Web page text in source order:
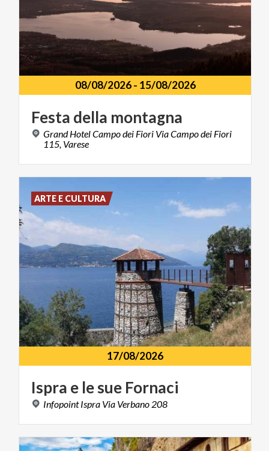
08/08/2026- 15/08/2026
Festa della montagna
Grand Hotel Campo dei Fiori Via Campo dei Fiori
115, Varese
17/08/2026
Ispra e lesue Fornaci
Infopoint Ispra Via Verbano 208
ARTE E CULTURA